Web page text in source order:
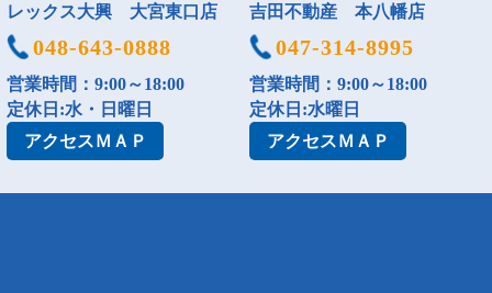
レックス大興 大宮東口店
048-643-0888
営業時間：9:00～18:00
定休日:水・日曜日
アクセスＭＡＰ
吉田不動産 本八幡店
047-314-8995
営業時間：9:00～18:00
定休日:水曜日
アクセスＭＡＰ